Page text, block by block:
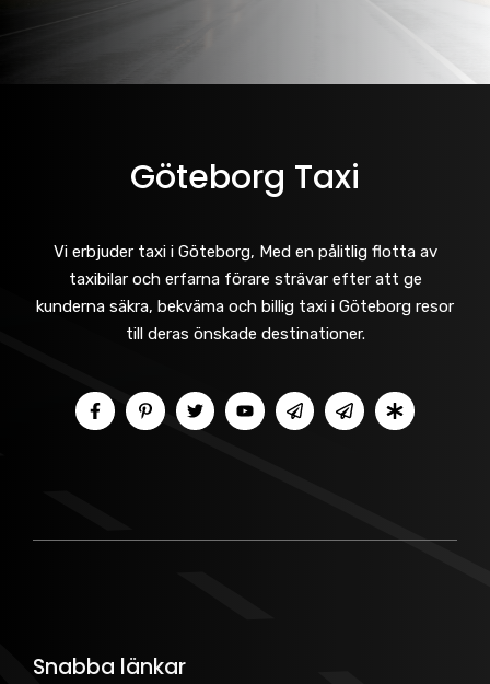
Göteborg Taxi
Vi erbjuder taxi i Göteborg, Med en pålitlig flotta av
taxibilar och erfarna förare strävar efter att ge
kunderna säkra, bekväma och billig taxi i Göteborg resor
till deras önskade destinationer.
Snabba länkar